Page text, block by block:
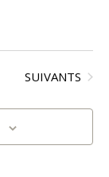
ÉVÈNEMENTS
SUIVANTS